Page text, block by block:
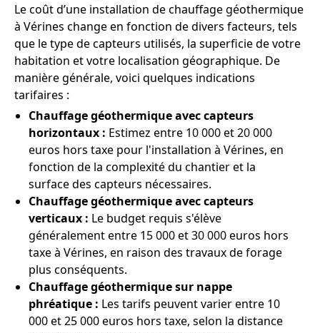
Le coût d’une installation de chauffage géothermique
à Vérines change en fonction de divers facteurs, tels
que le type de capteurs utilisés, la superficie de votre
habitation et votre localisation géographique. De
manière générale, voici quelques indications
tarifaires :
Chauffage géothermique avec capteurs
horizontaux : Estimez entre 10 000 et 20 000
euros hors taxe pour l'installation à Vérines, en
fonction de la complexité du chantier et la
surface des capteurs nécessaires.
Chauffage géothermique avec capteurs
verticaux : Le budget requis s'élève
généralement entre 15 000 et 30 000 euros hors
taxe à Vérines, en raison des travaux de forage
plus conséquents.
Chauffage géothermique sur nappe
phréatique : Les tarifs peuvent varier entre 10
000 et 25 000 euros hors taxe, selon la distance